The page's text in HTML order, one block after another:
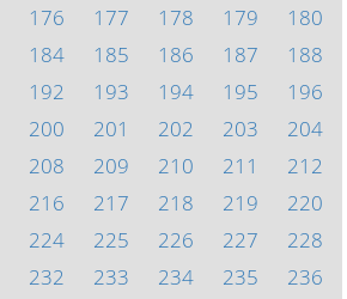
176 177 178 179
180
184 185 186 187
188
192 193 194 195
196
200 201 202 203
204
208 209 210 211
212
216 217 218 219
220
224 225 226 227
228
232 233 234 235
236